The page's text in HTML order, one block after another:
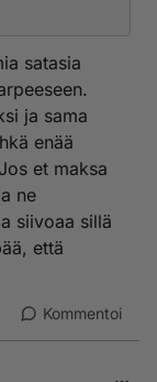
sisään ja
paljon
ne
että laki on
Ja tässä
pikku sakko
linnaan
läjä nyt
kakat
satasia
ja sama
enää
et maksa
ne
siivoaa sillä
että
Kommentoi